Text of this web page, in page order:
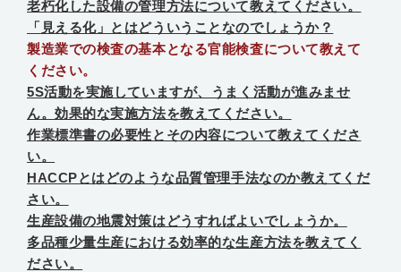
老朽化した設備の管理方法について教えてください。
「見える化」とはどういうことなのでしょうか？
製造業での検査の基本となる官能検査について教えて
ください。
5S活動を実施していますが、うまく活動が進みませ
ん。効果的な実施方法を教えてください。
作業標準書の必要性とその内容について教えてくださ
い。
HACCPとはどのような品質管理手法なのか教えてくだ
さい。
生産設備の地震対策はどうすればよいでしょうか。
多品種少量生産における効率的な生産方法を教えてく
ださい。